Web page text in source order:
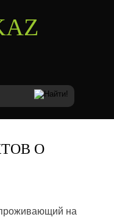
О
на